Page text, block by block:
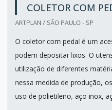
COLETOR COM
ARTPLAN / SÃO PAULO - SP
O coletor com pedal é um
podem depositar lixos. O
utilização de diferentes
nessa medida de produção,
uso de polietileno, aço inox,